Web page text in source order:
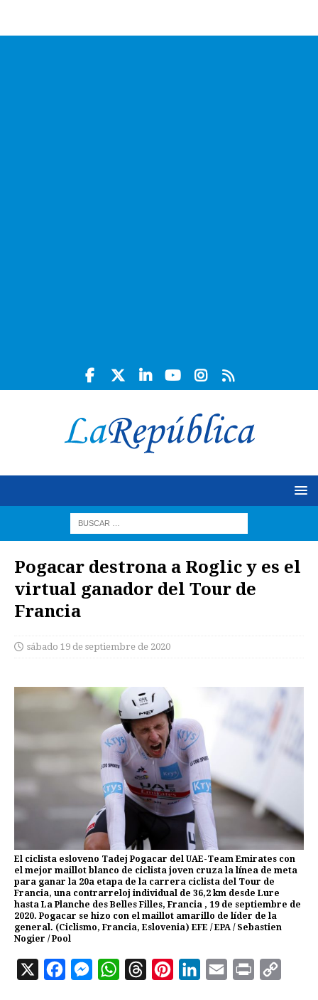
Pogacar destrona a Roglic y es el
virtual ganador del Tour de
Francia
sábado 19 de septiembre de 2020
El ciclista esloveno Tadej Pogacar del UAE-Team Emirates con
el mejor maillot blanco de ciclista joven cruza la línea de meta
para ganar la 20a etapa de la carrera ciclista del Tour de
Francia, una contrarreloj individual de 36,2 km desde Lure
hasta La Planche des Belles Filles, Francia , 19 de septiembre de
2020. Pogacar se hizo con el maillot amarillo de líder de la
general. (Ciclismo, Francia, Eslovenia) EFE / EPA / Sebastien
Nogier / Pool
X
M
W